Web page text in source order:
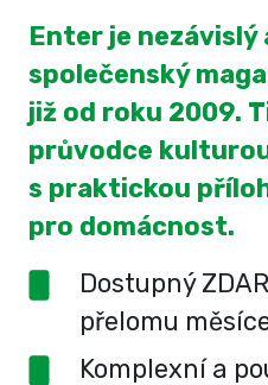
Enter je nezávislý
společenský
již od roku 2009.
průvodce
s praktickou
pro domácnost.
Dostupný
přelomu
Komplexní a